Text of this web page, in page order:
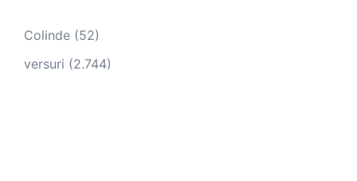
Colinde (52)
versuri (2.744)